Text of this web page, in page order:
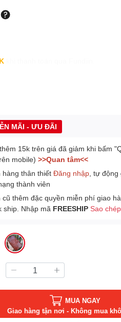
MÃI - ƯU ĐÃI
15k trên giá đã giảm khi bấm
mobile) >>Quan tâm<<
hàng thân thiếtĐăng nhập , tự
thành viên
cũ thêm đặc quyền miễn phí giao
ship. Nhập mã FREESHIP Sao chép
MUA NGAY
Giao hàng tận nơi - Không mua